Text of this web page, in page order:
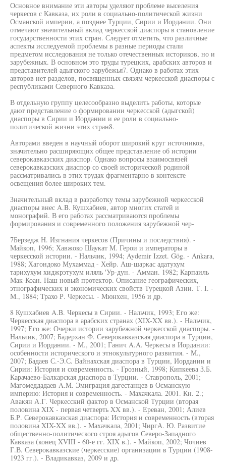
Основное внимание эти авторы уделяют проблеме выселения
черкесов с Кавказа, их роли в социально-политической жизни
Османской империи, а позднее Турции, Сирии и Иордании. Они
отмечают значительный вклад черкесской диаспоры в становление
государственности этих стран. Следует отметить, что различные
аспекты исследуемой проблемы в разные периоды стали
предметом исследования не только отечественных историков, но и
зарубежных. В основном это труды турецких, арабских авторов и
представителей адыгского зарубежья7. Однако в работах этих
авторов нет разделов, посвященных связям черкесской диаспоры с
республиками Северного Кавказа.
В отдельную группу целесообразно выделить работы, которые
дают представление о формировании черкесской (адыгской)
диаспоры в Сирии и Иордании и ее роли в социально-
политической жизни этих стран8.
Авторами введен в научный оборот широкий круг источников,
значительно расширяющих общее представление об истории
северокавказских диаспор. Однако вопросы взаимосвязей
северокавказских диаспор со своей исторической родиной
рассматривались в этих трудах фрагментарно в контексте
освещения более широких тем.
Значительный вклад в разработку темы зарубежной черкесской
диаспоры внес A.B. Кушхабиев, автор многих статей и
монографий. В его работах рассматриваются проблемы
формирования и современного положения зарубежной чер-
7Берзедж Н. Изгнания черкесов (Причины и последствия). -
Майкоп, 1996; Хавжоко Шаукат М. Герои и императоры в
черкесской истории. - Нальчик, 1994; Aydemir Izzet. Gög. - Ankara,
1988; Хагондоко Мухаммад - Хейр. Аш-шаркас адатухум
тарихухум хиджрэтухум иляль 'Ур-дун. - Амман. 1982; Карпаиль
Мак-Коан. Наш новый протектор. Описание географических,
этнографических и экономических свойств Турецкой Азии. Т. I. -
М., 1884; Трахо Р. Черкесы. - Мюнхен, 1956 и др.
8 Кушхабиев A.B. Черкесы в Сирии. - Нальчик, 1993; Его же:
Черкесская диаспора в арабских странах (XIX-XX вв.). - Нальчик,
1997; Его же: Очерки истории зарубежной черкесской диаспоры. -
Нальчик, 2007; Бадерхан Ф. Северокавказская диаспора в Турции,
Сирии и Иордании. - М., 2001; Ганич A.A. Черкесы в Иордании:
особенности исторического и этнокультурного развития. - М.,
2007; Бадаев С.-Э.С. Вайнахская диаспора в Турции, Иордании и
Сирии: История и современность. - Грозный, 1998; Кипкеева З.Б.
Карачаево-Балкарская диаспора в Турции. - Ставрополь, 2001;
Магомеддадаев A.M. Эмиграция дагестанцев в Османскую
империю: История и современность. - Махачкала. 2001. Кн. 2.;
Авакян А.Г. Черкесский фактор в Османской Турции (вторая
половина XIX - первая четверть XX вв.). - Ереван, 2001; Алиев
Б.Р. Северокавказская диаспора: История и современность (вторая
половина XIX-XX вв.). - Махачкала, 2001; ЧиргА. Ю. Развитие
общественно-политического строя адыгов Северо-Западного
Кавказа (конец XVIII - 60-е гг. XIX в.). - Майкоп, 2002; Чочиев
Г.В. Северокавказские (черкесские) организации в Турции (1908-
1923 гг.). - Владикавказ, 2009 и др.